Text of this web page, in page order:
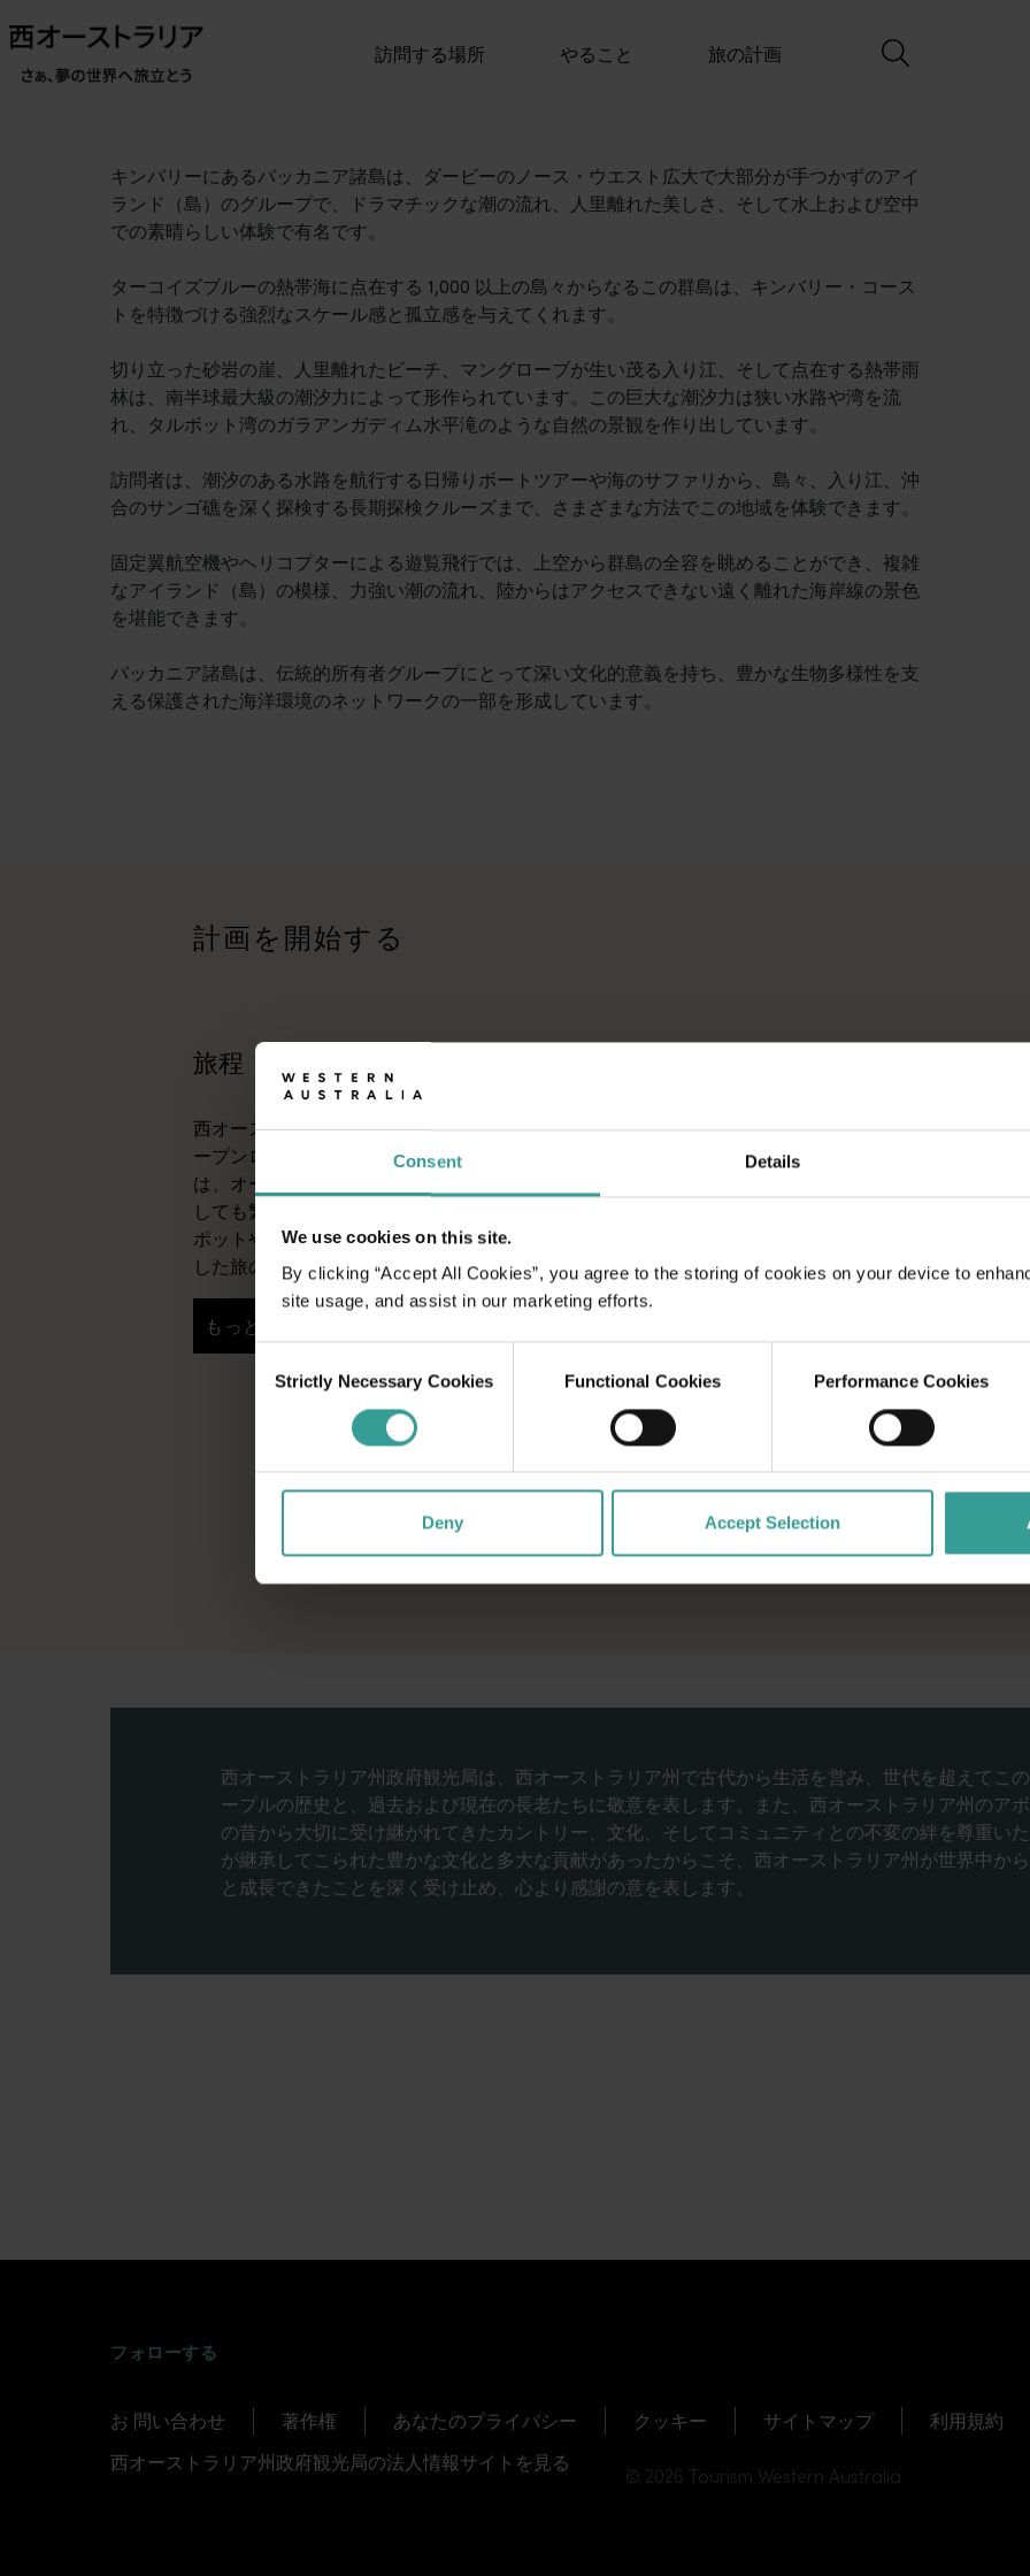
Consent Details
We use cookies on this site.
By clicking “Accept All Cookies”, you agree to the storing of cookies on your device to
site usage, and assist in our marketing efforts.
Consent
Selection
Strictly Necessary Cookies Functional Cookies Performance Cookies
Deny Accept Selection
訪問する場所 やること 旅の計画
キンバリーにあるバッカニア諸島は、ダービーのノース・ウエスト広大で大部分が手つかずのアイ
ランド（島）のグループで、ドラマチックな潮の流れ、人里離れた美しさ、そして水上および空中
での素晴らしい体験で有名です。
ターコイズブルーの熱帯海に点在する 1,000 以上の島々からなるこの群島は、キンバリー・コース
トを特徴づける強烈なスケール感と孤立感を与えてくれます。
切り立った砂岩の崖、人里離れたビーチ、マングローブが生い茂る入り江、そして点在する熱帯雨
林は、南半球最大級の潮汐力によって形作られています。この巨大な潮汐力は狭い水路や湾を流
れ、タルボット湾のガラアンガディム水平滝のような自然の景観を作り出しています。
訪問者は、潮汐のある水路を航行する日帰りボートツアーや海のサファリから、島々、入り江、沖
合のサンゴ礁を深く探検する長期探検クルーズまで、さまざまな方法でこの地域を体験できます。
固定翼航空機やヘリコプターによる遊覧飛行では、上空から群島の全容を眺めることができ、複雑
なアイランド（島）の模様、力強い潮の流れ、陸からはアクセスできない遠く離れた海岸線の景色
を堪能できます。
バッカニア諸島は、伝統的所有者グループにとって深い文化的意義を持ち、豊かな生物多様性を支
える保護された海洋環境のネットワークの一部を形成しています。
<p>あなたの旅のスタイルはどのようなものでしょうか？<br> <br> 豪華な宿泊施設で素敵な景色を楽しみたい方、人里
計画を開始する
旅程
西オーストラリア州の驚くべき景観を横断する大冒険で、オ
ープンロードならではの魅力を体験してみませんか。 まず
は、オーストラリアで最も太陽が降り注ぐ州都で文化ハブと
しても繁栄しているパースから。パースは、魅力的な自然ス
ポットや想像力豊かなグルメシーンを楽しめる、のんびりと
した旅の初めにぴったりの街です。
もっと読む
もっと読む
西オーストラリア州政府観光局は、西オーストラリア州で古代から生活を営み、世代を超えてこ
ープルの歴史と、過去および現在の長老たちに敬意を表します。また、西オーストラリア州のア
の昔から大切に受け継がれてきたカントリー、文化、そしてコミュニティとの不変の絆を尊重い
が継承してこられた豊かな文化と多大な貢献があったからこそ、西オーストラリア州が世界中か
と成長できたことを深く受け止め、心より感謝の意を表します。
フォローする
お 問い合わせ 著作権 あなたのプライバシー クッキー サイトマップ
利用規約
西オーストラリア州政府観光局の法人情報サイトを見る
© 2026 Tourism Western Australia